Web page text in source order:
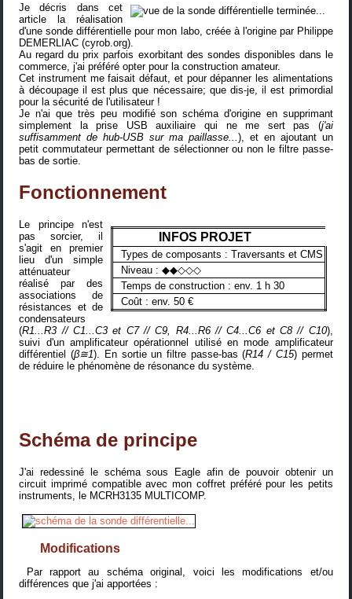
Je décris dans cet
article la réalisation
d'une sonde différentielle pour mon labo, créée à l'origine par Philippe
DEMERLIAC (cyrob.org).
Au regard du prix parfois exorbitant des sondes disponibles dans le
commerce, j'ai préféré opter pour la construction amateur.
Cet instrument me faisait défaut, et pour dépanner les alimentations
à découpage il est plus que nécessaire; que dis-je, il est primordial
pour la sécurité de l'utilisateur !
Je n'ai que très peu modifié son schéma d'origine en supprimant
simplement la prise USB auxiliaire qui ne me sert pas (j'ai
suffisamment de hub-USB sur ma paillasse... ), et en ajoutant un
petit commutateur permettant de sélectionner ou non le filtre passe-
bas de sortie.
Fonctionnement
INFOS PROJET
Types de composants : Traversants et CMS
Niveau : ◆◆◇◇◇
Temps de construction : env. 1 h 30
Coût : env. 50 €
Le principe n'est
pas sorcier, il
s'agit en premier
lieu d'un simple
atténuateur
réalisé par des
associations de
résistances et de
condensateurs
(R1...R3 // C1...C3 et C7 // C9, R4...R6 // C4...C6 et C8 // C10),
suivi d'un amplificateur opérationnel utilisé en mode amplificateur
différentiel (β≅1). En sortie un filtre passe-bas (R14 / C15) permet
de réduire le phénomène de résonance du système.
Schéma de principe
J'ai redessiné le schéma sous Eagle afin de pouvoir obtenir un
circuit imprimé compatible avec mon coffret préféré pour les petits
instruments, le MCRH3135 MULTICOMP.
Modifications
Par rapport au schéma original, voici les modifications et/ou
différences que j'ai apportées :